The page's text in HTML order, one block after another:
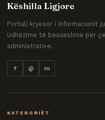
Këshilla Ligjore
Portali kryesor i informacionit
Udhëzime të besueshme për
administrative.
f @ in
KATEGORIËT